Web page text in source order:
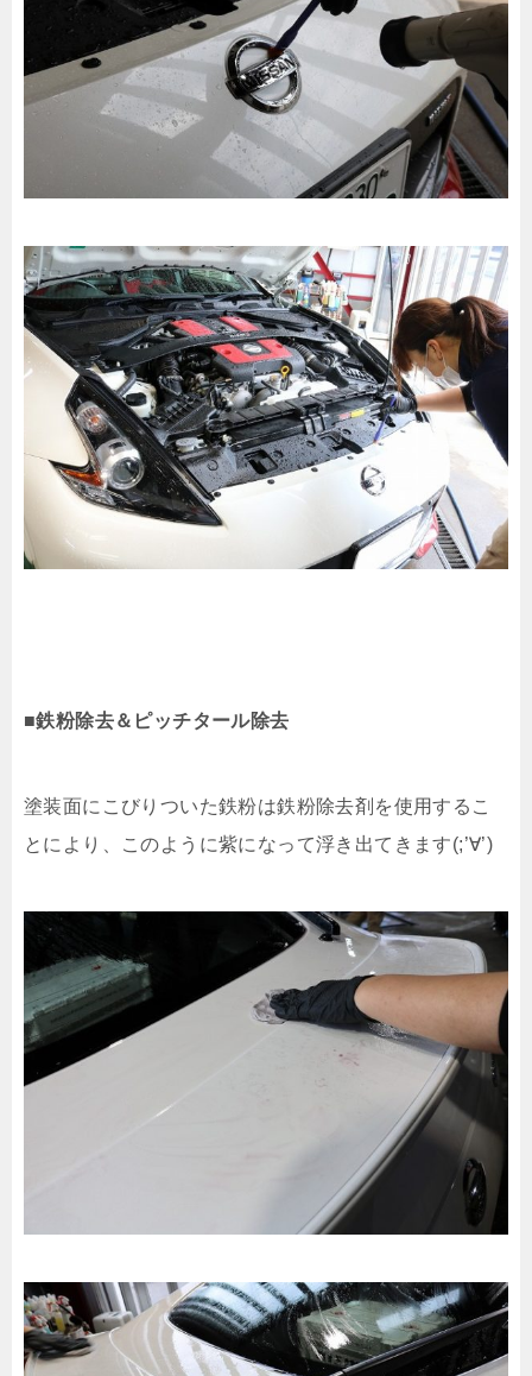
■鉄粉除去＆ピッチタール除去
塗装面にこびりついた鉄粉は鉄粉除去剤を使用するこ
とにより、このように紫になって浮き出てきます(;’∀’)